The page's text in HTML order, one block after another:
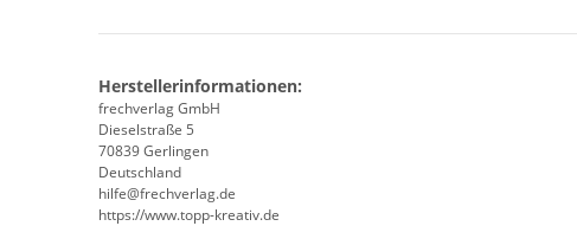
Herstellerinformationen:
frechverlag GmbH
Dieselstraße 5
70839 Gerlingen
Deutschland
hilfe@frechverlag.de
https://www.topp-kreativ.de